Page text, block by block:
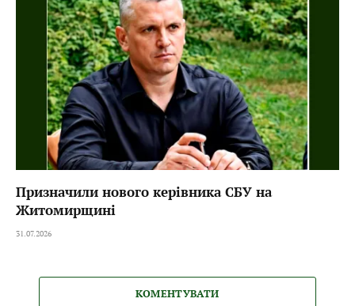
Призначили нового керівника СБУ на
Житомирщині
31.07.2026
КОМЕНТУВАТИ